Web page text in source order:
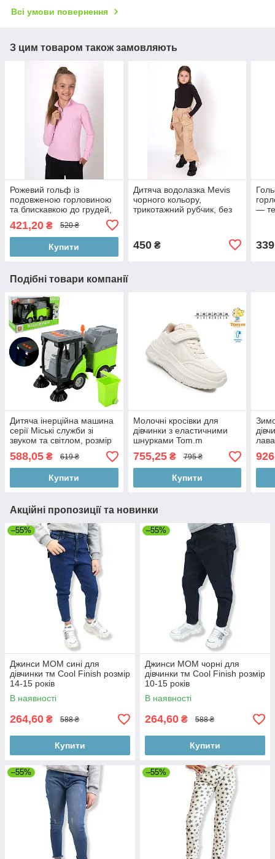
Всі умови повернення
З цим товаром також замовляють
Рожевий гольф із
подовженою горловиною
та блискавкою до грудей,
421,20 ₴ 520 ₴
Купити
Дитяча водолазка Mevis
чорного кольору,
трикотажний рубчик, без
450₴
—
339
Подібні товари компанії
Дитяча інерційна машина
серії Міські служби зі
звуком та світлом, розмір
21,5 см
588,05 ₴ 619 ₴
Купити
Молочні кросівки для
дівчинки з еластичними
шнурками Tom.m
755,25₴ 795 ₴
Купити
Акційні пропозиції та новинки
–55%
Джинси МОМ сині для
дівчинки тм Cool Finish розмір
14-15 років
В наявності
264,60 ₴ 588 ₴
Купити
–55%
Джинси МОМ чорні для
дівчинки тм Cool Finish розмір
10-15 років
В наявності
264,60 ₴ 588 ₴
Купити
–55% –55%